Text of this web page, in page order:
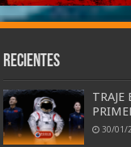
Recientes
TRAJE
30/01/